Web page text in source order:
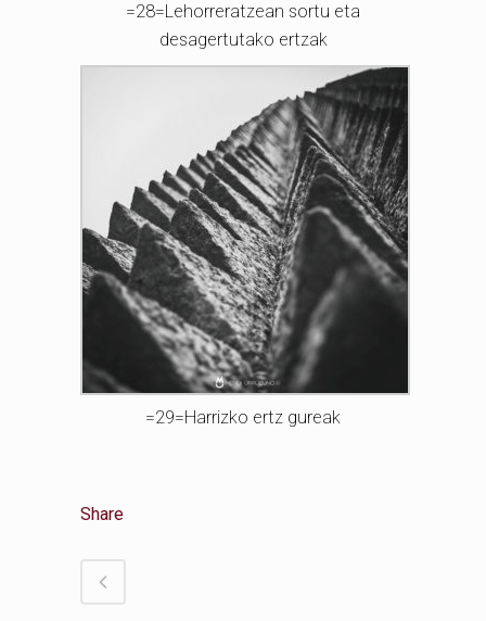
=28=Lehorreratzean sortu eta
desagertutako ertzak
=29=Harrizko ertz gureak
Share